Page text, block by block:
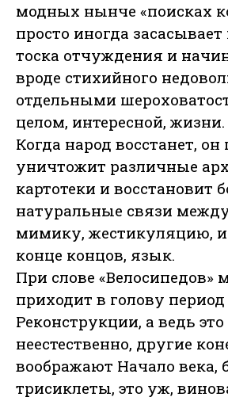
модных нынче «поисках
просто иногда
тоска отчуждения и
вроде стихийного
отдельными
целом, интересной, жизни.
Когда народ восстанет, он
уничтожит различные
картотеки и восстановит
натуральные связи
мимику, жестикуляцию,
конце концов, язык.
При слове «Велосипедов»
приходит в голову период
Реконструкции, а ведь это
неестественно, другие
воображают Начало
трисиклеты, это уж,